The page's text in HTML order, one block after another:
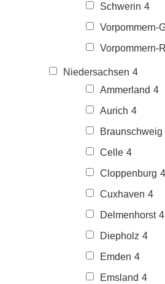
Schwerin 4
Vorpommern-
Vorpommern-
Niedersachsen 4
Ammerland 4
Aurich 4
Braunschweig
Celle 4
Cloppenburg 4
Cuxhaven 4
Delmenhorst 4
Diepholz 4
Emden 4
Emsland 4